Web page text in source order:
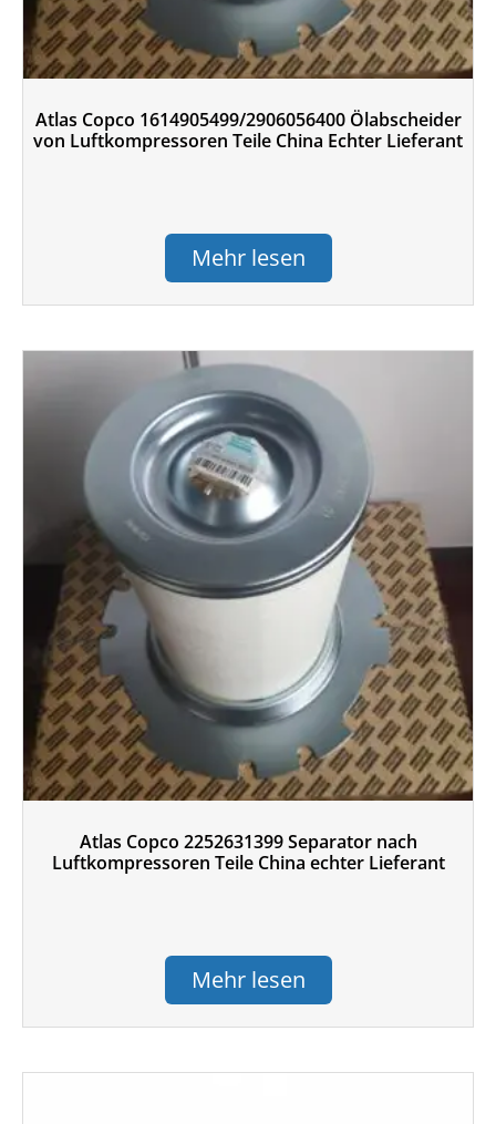
Atlas Copco 1614905499/2906056400 Ölabscheider
von Luftkompressoren Teile China Echter Lieferant
Mehr lesen
Atlas Copco 2252631399 Separator nach
Luftkompressoren Teile China echter Lieferant
Mehr lesen